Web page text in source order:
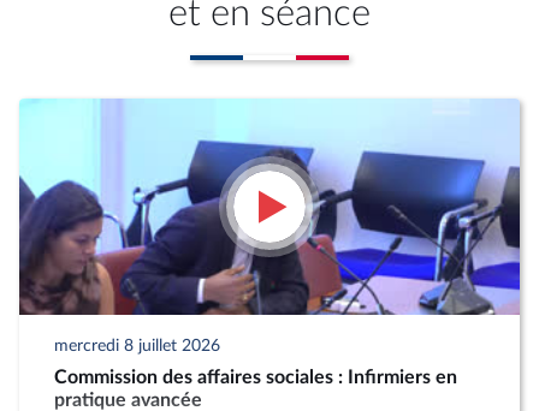
et en séance
mercredi 8 juillet 2026
Commission des affaires sociales : Infirmiers en
pratique avancée